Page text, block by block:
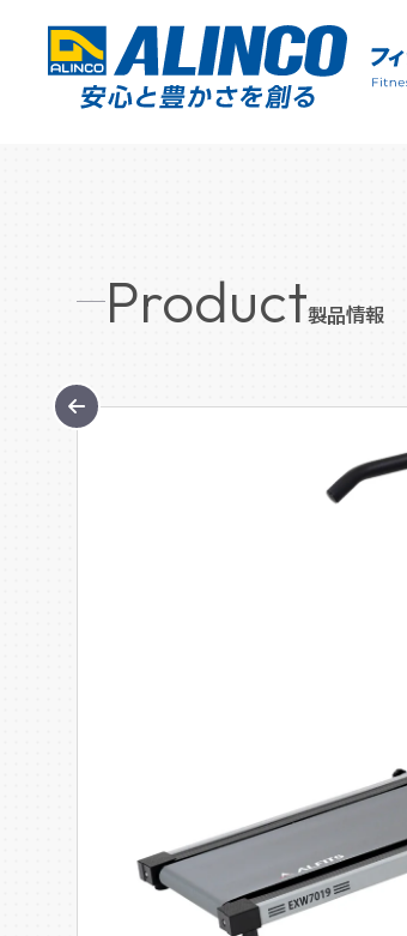
Product製品情報